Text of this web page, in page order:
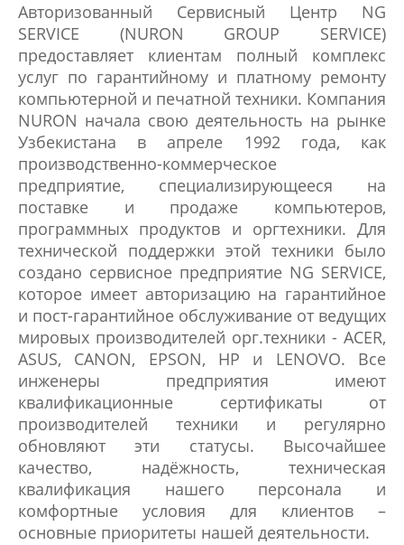
Авторизованный Сервисный Центр NG
SERVICE (NURON GROUP SERVICE)
предоставляет клиентам полный комплекс
услуг по гарантийному и платному ремонту
компьютерной и печатной техники. Компания
NURON начала свою деятельность на рынке
Узбекистана в апреле 1992 года, как
производственно-коммерческое
предприятие, специализирующееся на
поставке и продаже компьютеров,
программных продуктов и оргтехники. Для
технической поддержки этой техники было
создано сервисное предприятие NG SERVICE,
которое имеет авторизацию на гарантийное
и пост-гарантийное обслуживание от ведущих
мировых производителей орг.техники - ACER,
ASUS, CANON, EPSON, HP и LENOVO. Все
инженеры предприятия имеют
квалификационные сертификаты от
производителей техники и регулярно
обновляют эти статусы. Высочайшее
качество, надёжность, техническая
квалификация нашего персонала и
комфортные условия для клиентов –
основные приоритеты нашей деятельности.